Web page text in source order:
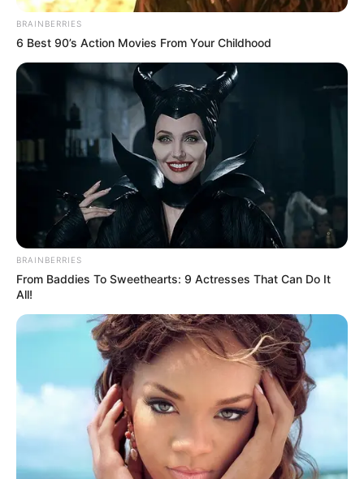
de Rionegro
NOTICIAS ANTIOQUIA
Gobernación de Antioquia
y sector privado entregan
nueva vía en Dabeiba
NOTICIAS ANTIOQUIA
¿Piensa viajar? Este es el
Antioquia para este fin de
NOTICIAS MEDELLÍN
Disfrute de unas
vacaciones seguras: las
recomendaciones para
disminuir los riesgos
BRAINBERRIES
6 Best 90’s Action Movies From Your Childhood
BRAINBERRIES
From Baddies To Sweethearts: 9 Actresses That Can Do It
All!